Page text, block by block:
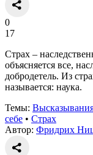
0
17
Страх –
объясняется все,
добродетель. Из
называется: наука.
Темы:
себе • Страх
Автор: Фридрих